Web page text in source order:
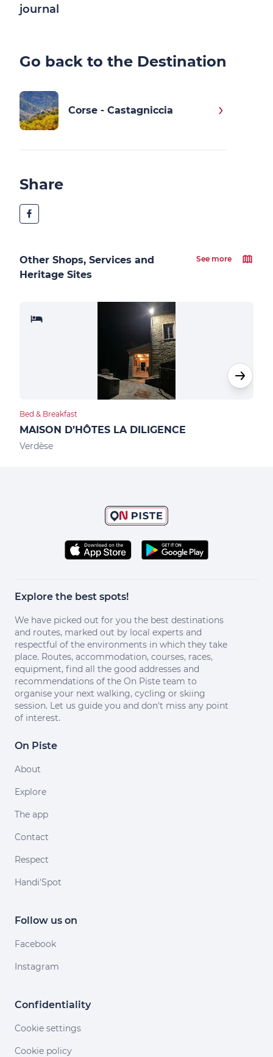
journal
Go back to the Destination
Corse - Castagniccia
Share
Other Shops, Services and
Heritage Sites
See more
Bed & Breakfast
MAISON D’HÔTES LA DILIGENCE
Verdèse
Explore the best spots!
We have picked out for you the best destinations
and routes, marked out by local experts and
respectful of the environments in which they take
place. Routes, accommodation, courses, races,
equipment, find all the good addresses and
recommendations of the On Piste team to
organise your next walking, cycling or skiing
session. Let us guide you and don't miss any point
of interest.
On Piste
About
Explore
The app
Contact
Respect
Handi'Spot
Follow us on
Facebook
Instagram
Confidentiality
Cookie settings
Cookie policy